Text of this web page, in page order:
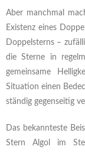
Aber manchmal
Existenz eines
Doppelsterns –
die Sterne in
gemeinsame
Situation einen
ständig gegenseitig
Das bekannteste
Stern Algol im